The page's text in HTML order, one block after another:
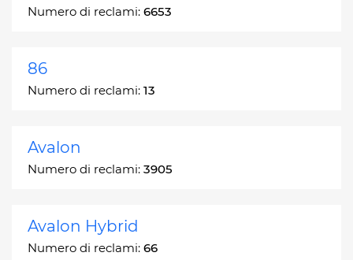
Numero di reclami: 6653
86
Numero di reclami: 13
Avalon
Numero di reclami: 3905
Avalon Hybrid
Numero di reclami: 66